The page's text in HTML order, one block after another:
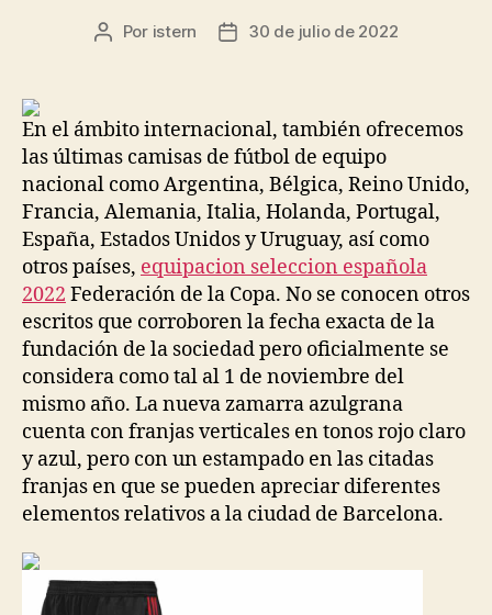
Autor
Por istern
Fecha30 de julio de 2022
En el ámbito internacional, también ofrecemos
las últimas camisas de fútbol de equipo
nacional como Argentina, Bélgica, Reino Unido,
Francia, Alemania, Italia, Holanda, Portugal,
España, Estados Unidos y Uruguay, así como
otros países, equipacion seleccion española
2022 Federación de la Copa. No se conocen otros
escritos que corroboren la fecha exacta de la
fundación de la sociedad pero oficialmente se
considera como tal al 1 de noviembre del
mismo año. La nueva zamarra azulgrana
cuenta con franjas verticales en tonos rojo claro
y azul, pero con un estampado en las citadas
franjas en que se pueden apreciar diferentes
elementos relativos a la ciudad de Barcelona.